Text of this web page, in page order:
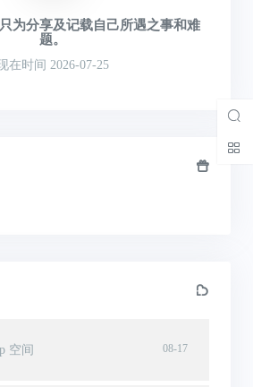
为分享及记载自己所遇之事和难
题。
在时间 2026-07-25
08-17
空间